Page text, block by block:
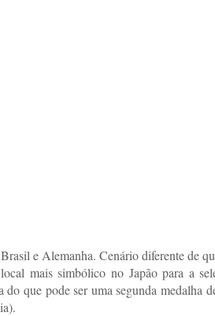
e Alemanha. Cenário diferente de
mais simbólico no Japão para a
que pode ser uma segunda medalha